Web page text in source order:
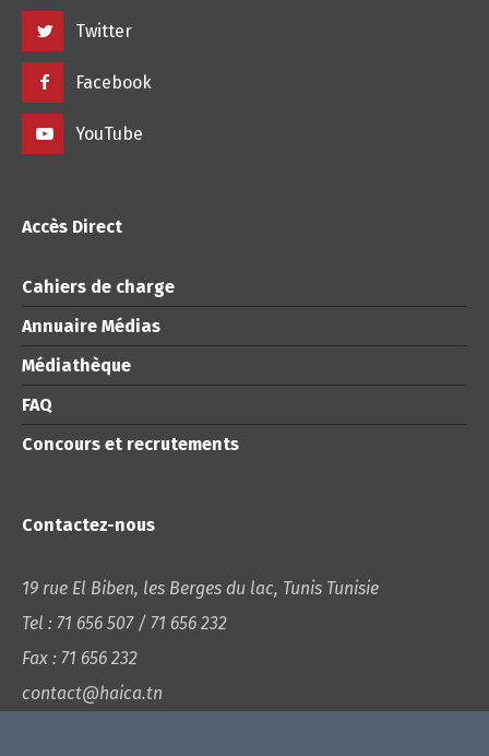
Twitter
Facebook
YouTube
Accès Direct
Cahiers de charge
Annuaire Médias
Médiathèque
FAQ
Concours et recrutements
Contactez-nous
19 rue El Biben, les Berges du lac, Tunis Tunisie
Tel : 71 656 507 / 71 656 232
Fax : 71 656 232
contact@haica.tn